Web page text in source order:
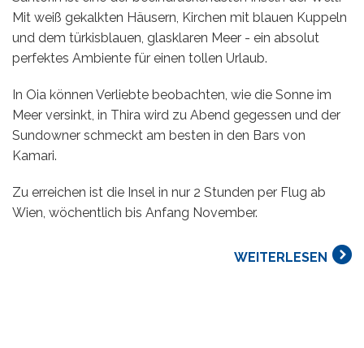
Mit weiß gekalkten Häusern, Kirchen mit blauen Kuppeln
und dem türkisblauen, glasklaren Meer - ein absolut
perfektes Ambiente für einen tollen Urlaub.
In Oia können Verliebte beobachten, wie die Sonne im
Meer versinkt, in Thira wird zu Abend gegessen und der
Sundowner schmeckt am besten in den Bars von
Kamari.
Zu erreichen ist die Insel in nur 2 Stunden per Flug ab
Wien, wöchentlich bis Anfang November.
WEITERLESEN